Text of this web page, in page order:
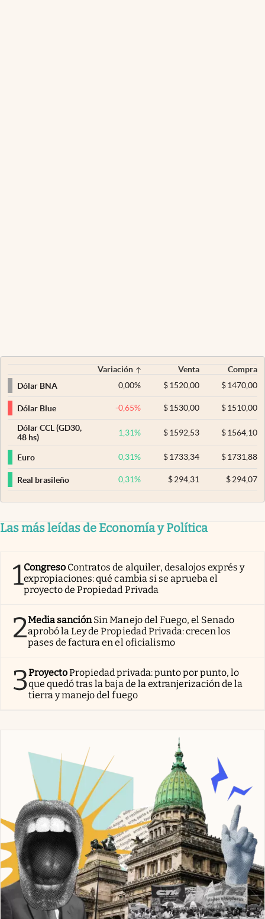
Variación Venta
Compra
Dólar BNA
0,00% $ 1520,00 $1470,00
Dólar Blue -0,65% $ 1530,00 $1510,00
Dólar CCL (GD30,
48 hs)
1,31% $ 1592,53 $1564,10
Euro 0,31% $ 1733,34 $1731,88
Real brasileño 0,31% $294,31 $294,07
Las más leídas de Economía y Política
1Congreso Contratos de alquiler, desalojos exprés y
expropiaciones: qué cambia si se aprueba el
proyecto de Propiedad Privada
2Media sanciónSin Manejo del Fuego, el Senado
aprobó la Ley de Propiedad Privada: crecen los
pases de factura en el oficialismo
3ProyectoPropiedad privada: punto por punto, lo
que quedó tras la baja de la extranjerización de la
tierra y manejo del fuego